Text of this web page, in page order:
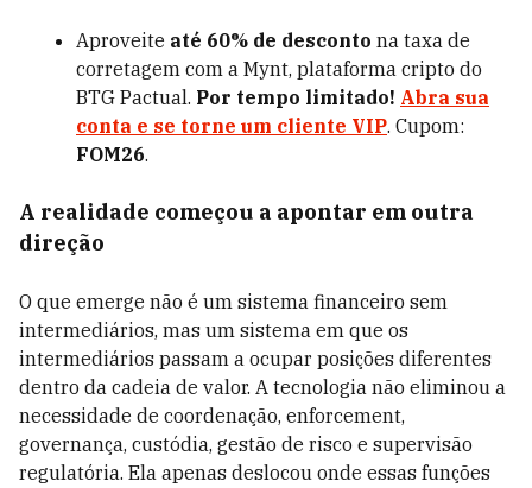
Aproveite até 60% de desconto na taxa de
corretagem com a Mynt, plataforma cripto do
BTG Pactual. Por tempo limitado! Abra sua
conta e se torne um cliente VIP. Cupom:
FOM26.
A realidade começou a apontar em outra
direção
O que emerge não é um sistema financeiro sem
intermediários, mas um sistema em que os
intermediários passam a ocupar posições diferentes
dentro da cadeia de valor. A tecnologia não eliminou a
necessidade de coordenação, enforcement,
governança, custódia, gestão de risco e supervisão
regulatória. Ela apenas deslocou onde essas funções